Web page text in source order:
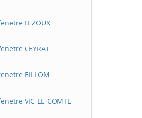
LEZOUX
CEYRAT
BILLOM
VIC-LE-COMTE